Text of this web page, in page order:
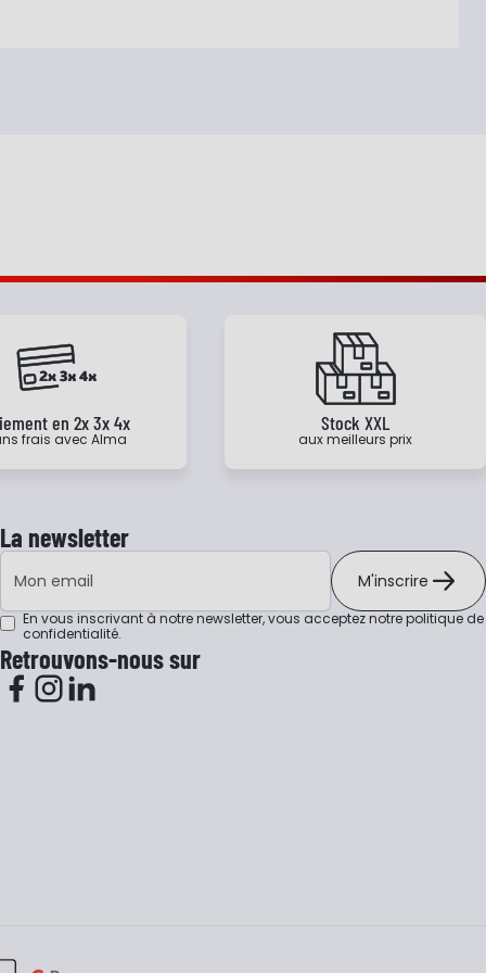
en 2x 3x 4x
frais avec Alma
Stock XXL
aux meilleurs prix
La newsletter
Adresse e-mail
M'inscrire
En vous inscrivant à notre newsletter, vous acceptez notrepolitique de
confidentialité.
Retrouvons-nous sur